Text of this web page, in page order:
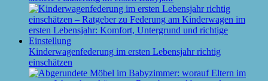
Kinderwagenfederung im ersten Lebensjahr richtig
einschätzen